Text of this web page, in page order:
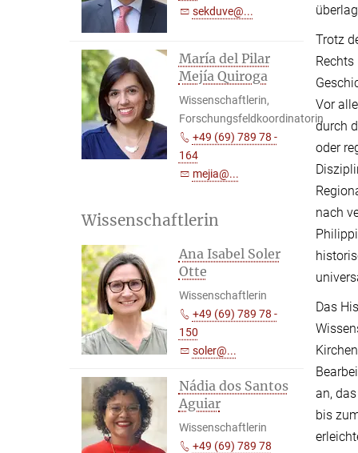
Trotz
Vor
durch
oder
nach
Das
an,
bis
sekduve@...
María del Pilar
Mejía Quiroga
Wissenschaftlerin,
Forschungsfeldkoordinatorin
+49 (69) 789 78 -
164
mejia@...
Wissenschaftlerin
Ana Isabel Soler
Otte
Wissenschaftlerin
+49 (69) 789 78 -
150
soler@...
Nádia dos Santos
Aguiar
Wissenschaftlerin
+49 (69) 789 78